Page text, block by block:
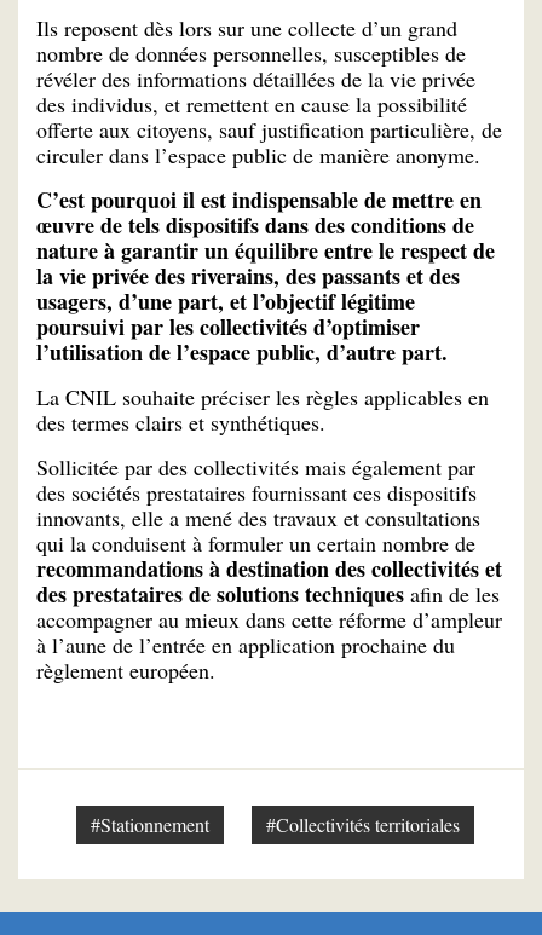
Ils reposent dès lors sur une collecte d’un grand
nombre de données personnelles, susceptibles de
révéler des informations détaillées de la vie privée
des individus, et remettent en cause la possibilité
offerte aux citoyens, sauf justification particulière, de
circuler dans l’espace public de manière anonyme.
C’est pourquoi il est indispensable de mettre en
œuvre de tels dispositifs dans des conditions de
nature à garantir un équilibre entre le respect de
la vie privée des riverains, des passants et des
usagers, d’une part, et l’objectif légitime
poursuivi par les collectivités d’optimiser
l’utilisation de l’espace public, d’autre part.
La CNIL souhaite préciser les règles applicables en
des termes clairs et synthétiques.
Sollicitée par des collectivités mais également par
des sociétés prestataires fournissant ces dispositifs
innovants, elle a mené des travaux et consultations
qui la conduisent à formuler un certain nombre de
recommandations à destination des collectivités et
des prestataires de solutions techniques afin de les
accompagner au mieux dans cette réforme d’ampleur
à l’aune de l’entrée en application prochaine du
règlement européen.
#Stationnement #Collectivités territoriales